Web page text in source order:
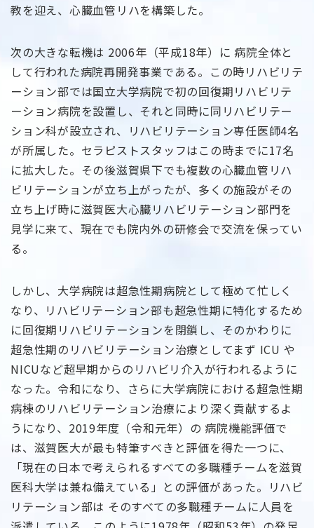
教を迎え、心臓血管リハを構築した。
次の大きな転機は 2006年（平成18年）に 病院全体と
して行われた病院再開発事業である。この時リハビリテ
ーション部では国立大学病院で初の回復期リハビリテ
ーション病院を設置し、それと同時に同リハビリテー
ション科が設立され、リハビリテーション専任医師4名
が所属した。セラピストスタッフはこの時までに17名
に拡大した。その後滋賀県下でも複数の心臓血管リハ
ビリテーションが立ち上がったが、多くの施設がその
立ち上げ時に滋賀医大心臓リハビリテーション部門を
見学に来て、現在でも院内外の研修会で交流を保ってい
る。
しかし、大学病院は超急性期病院として極めて忙しく
なり、リハビリテーション部も超急性期に特化するため
に回復期リハビリテーションを閉鎖し、そのかわりに
超急性期のリハビリテーション治療としてまず ICU や
NICUなど超早期からのリハビリ介入が行われるように
なった。令和になり、さらに大学病院における超急性期
病棟のリハビリテーション治療により深く貢献するよ
うになり、2019年度（令和元年）の 病院機能評価で
は、滋賀医大が最も特筆すべきと評価を得た一つに、
「現在の日本で考えられるすべての多職種チームを滋賀
医科大学は兼ね備えている」との評価があった。リハビ
リテーション部は そのすべての多職種チームに人員を